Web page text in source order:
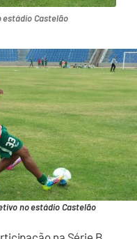
estádio Castelão
no estádio Castelão